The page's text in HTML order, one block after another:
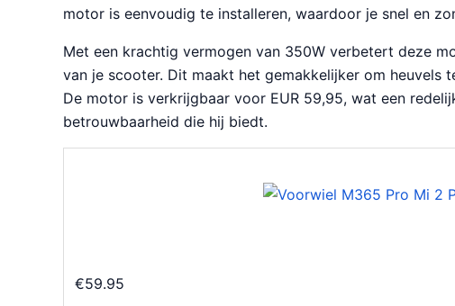
motor is eenvoudig te installeren, waardoor je snel en
Met een krachtig vermogen van 350W verbetert deze
van je scooter. Dit maakt het gemakkelijker om heuvels
De motor is verkrijgbaar voor EUR 59,95, wat een
betrouwbaarheid die hij biedt.
€59.95